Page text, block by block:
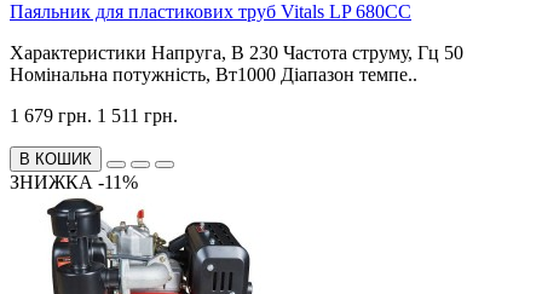
Паяльник для пластикових труб Vitals LP 680CC
Характеристики Напруга, В 230 Частота струму, Гц 50
Номінальна потужність, Вт1000 Діапазон темпе..
1 679 грн. 1 511 грн.
В КОШИК
ЗНИЖКА -11%